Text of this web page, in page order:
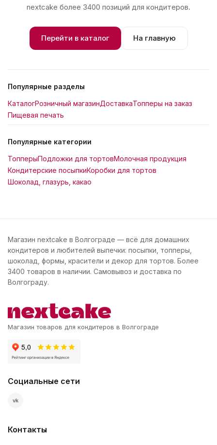
nextcake более 3400 позиций для кондитеров.
Перейти в каталог На главную
Популярные разделы
КаталогРозничный магазинДоставкаТопперы на заказ
Пищевая печать
Популярные категории
ТопперыПодложки для тортовМолочная продукция
Кондитерские посыпкиКоробки для тортов
Шоколад, глазурь, какао
Магазин nextcake в Волгограде — всё для домашних
кондитеров и любителей выпечки: посыпки, топперы,
шоколад, формы, красители и декор для тортов. Более
3400 товаров в наличии. Самовывоз и доставка по
Волгограду.
Магазин товаров для кондитеров в Волгограде
Социальные сети
vk
Контакты